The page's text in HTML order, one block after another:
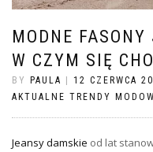
MODNE
W CZYM SIĘ
BY PAULA | 12 CZERWCA
AKTUALNE TRENDY
Jeansy damskie od lat